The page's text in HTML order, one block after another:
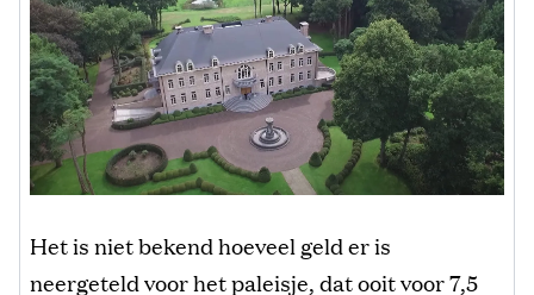
Het is niet bekend hoeveel geld er is
neergeteld voor het paleisje, dat ooit voor 7,5